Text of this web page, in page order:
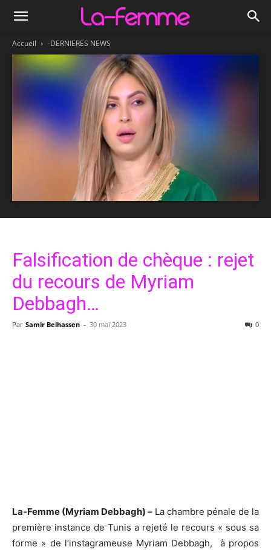
Accueil -DERNIERES NEWS
Falsification de chèque : rejet
du recours de Myriam
Debbagh…
Par Samir Belhassen - 30 mai 2023 0
La-Femme (Myriam Debbagh) – La chambre pénale de la
première instance de Tunis a rejeté le recours « sous sa
forme » de l’instagrameuse Myriam Debbagh, à propos